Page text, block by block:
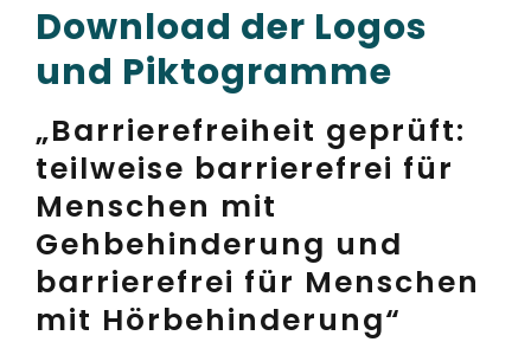
Download der Logos
und Piktogramme
„Barrierefreiheit geprüft:
teilweise barrierefrei für
Menschen mit
Gehbehinderung und
barrierefrei für Menschen
mit Hörbehinderung“